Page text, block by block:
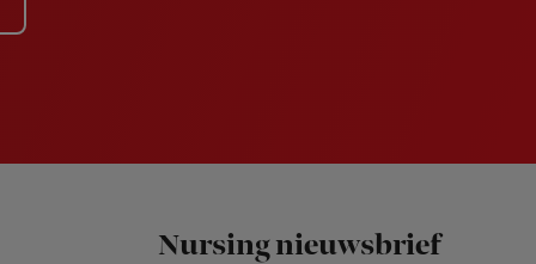
Nursing nieuwsbrief